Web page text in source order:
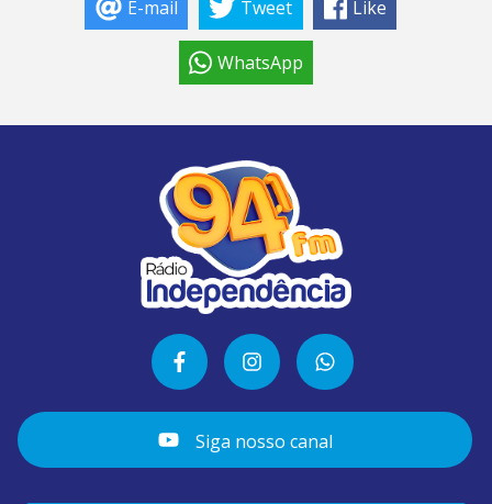
E-mail Tweet Like
WhatsApp
Siga nosso canal